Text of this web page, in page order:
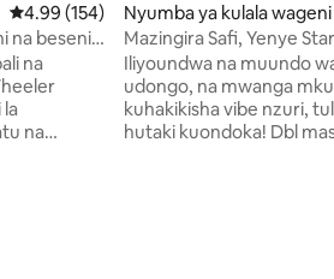
Ukadiriaji wa wastani wa 4.99 kati ya 5,
4.99 (154)
na beseni
na
na
Nyumba ya kulala wageni
ko Oklahoma City
Mazingira Safi, Yenye
hadi Plaza | Vyumba 2
Iliyoundwa na muundo
udongo, na mwanga
kuhakikisha vibe nzuri,
hutaki kuondoka! Dbl